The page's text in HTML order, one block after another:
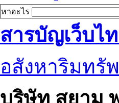
หาอะไร
สารบัญเว็บไ
อสังหาริมทรั
บริษัท สยาม